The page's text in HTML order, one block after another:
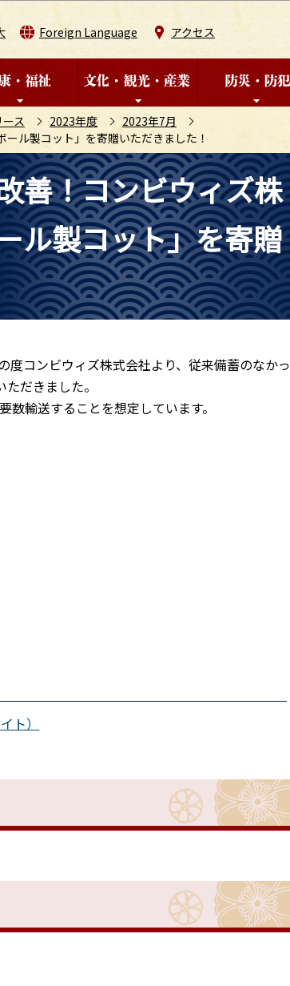
Foreign Language アクセス
ス 2023年度
2023年7月
ル製コット」を寄贈いただきました！
善！コンビウィズ株
ル製コット」を寄贈
コンビウィズ株式会社より、従来備蓄のなかっ
だきました。
輸送することを想定しています。
）